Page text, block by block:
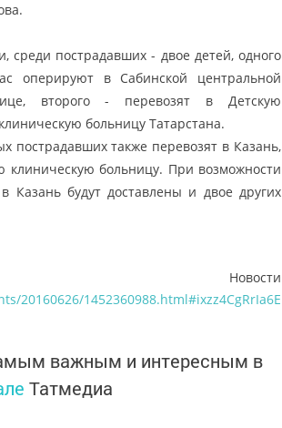
среди пострадавших - двое детей, одного
оперируют в Сабинской центральной
второго - перевозят в Детскую
больницу Татарстана.
пострадавших также перевозят в Казань,
клиническую больницу. При возможности
Казань будут доставлены и двое других
Новости
20160626/1452360988.html#ixzz4CgRrIa6E
важным и интересным в
Татмедиа